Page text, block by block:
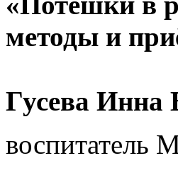
методы и
Гусева Инна